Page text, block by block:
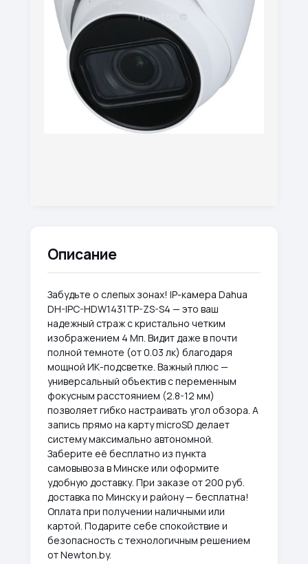
Описание
Забудьте о слепых зонах! IP-камера Dahua
DH-IPC-HDW1431TP-ZS-S4 — это ваш
надежный страж с кристально четким
изображением 4 Мп. Видит даже в почти
полной темноте (от 0.03 лк) благодаря
мощной ИК-подсветке. Важный плюс —
универсальный объектив с переменным
фокусным расстоянием (2.8-12 мм)
позволяет гибко настраивать угол обзора. А
запись прямо на карту microSD делает
систему максимально автономной.
Заберите её бесплатно из пункта
самовывоза в Минске или оформите
удобную доставку. При заказе от 200 руб.
доставка по Минску и району — бесплатна!
Оплата при получении наличными или
картой. Подарите себе спокойствие и
безопасность с технологичным решением
от Newton.by.